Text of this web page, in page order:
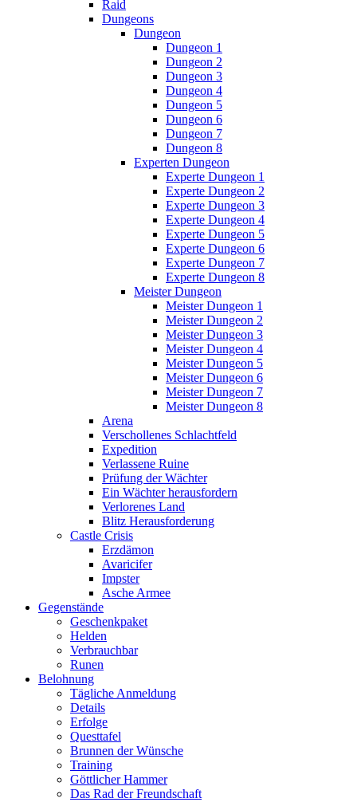
Raid
Dungeons
Dungeon
Dungeon 1
Dungeon 2
Dungeon 3
Dungeon 4
Dungeon 5
Dungeon 6
Dungeon 7
Dungeon 8
Experten Dungeon
Experte Dungeon 1
Experte Dungeon 2
Experte Dungeon 3
Experte Dungeon 4
Experte Dungeon 5
Experte Dungeon 6
Experte Dungeon 7
Experte Dungeon 8
Meister Dungeon
Meister Dungeon 1
Meister Dungeon 2
Meister Dungeon 3
Meister Dungeon 4
Meister Dungeon 5
Meister Dungeon 6
Meister Dungeon 7
Meister Dungeon 8
Arena
Verschollenes Schlachtfeld
Expedition
Verlassene Ruine
Prüfung der Wächter
Ein Wächter herausfordern
Verlorenes Land
Blitz Herausforderung
Castle Crisis
Erzdämon
Avaricifer
Impster
Asche Armee
Gegenstände
Geschenkpaket
Helden
Verbrauchbar
Runen
Belohnung
Tägliche Anmeldung
Details
Erfolge
Questtafel
Brunnen der Wünsche
Training
Göttlicher Hammer
Das Rad der Freundschaft